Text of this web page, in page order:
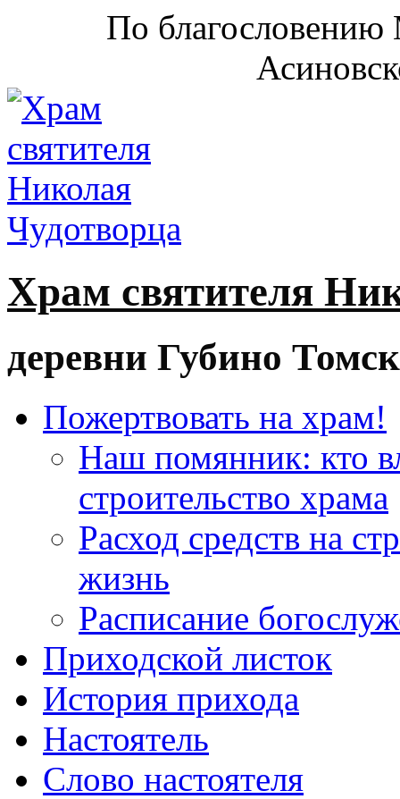
По благословению
Храм святителя
деревни Губино
Пожертвовать на храм!
Наш помянник: кто
строительство храма
Расход средств на
жизнь
Расписание
Приходской листок
История прихода
Настоятель
Слово настоятеля